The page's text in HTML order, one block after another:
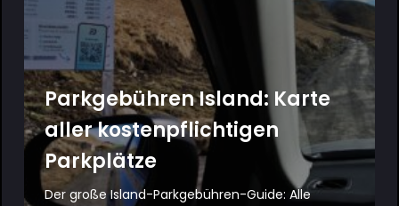
Parkgebühren Island: Karte
aller kostenpflichtigen
Parkplätze
Der große Island-Parkgebühren-Guide: Alle